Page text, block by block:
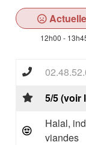
12h00 -
5/5 (voir
Halal,
viandes